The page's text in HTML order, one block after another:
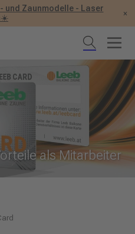
und Zaunmodelle - Laser
×
als Mitarbeiter